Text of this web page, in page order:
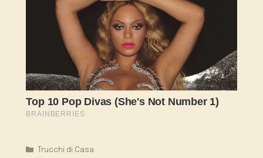
Categorie
Trucchi di Casa